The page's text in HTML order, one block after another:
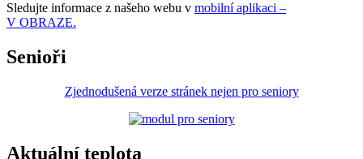
Sledujte informace z našeho webu v mobilní aplikaci –
V OBRAZE.
Senioři
Zjednodušená verze stránek nejen pro seniory
Aktuální teplota